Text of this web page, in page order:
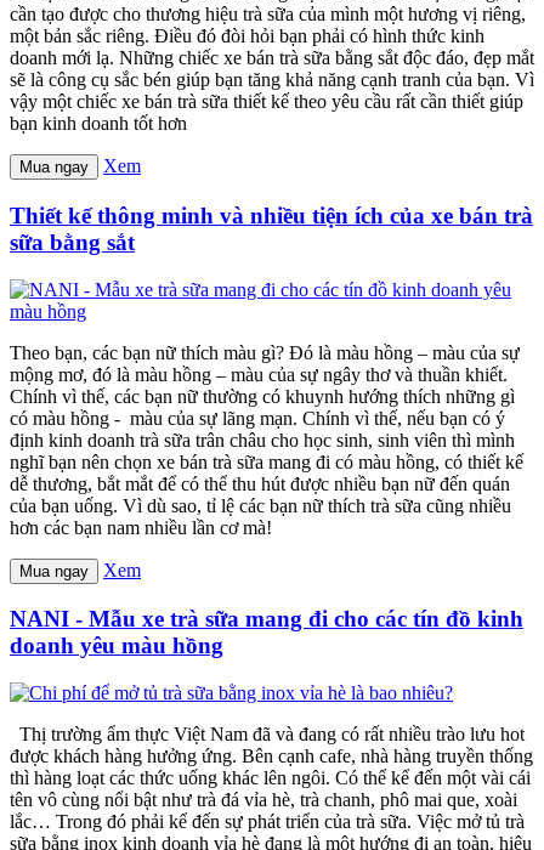
cần tạo được cho thương hiệu trà sữa của mình một hương vị riêng,
một bản sắc riêng. Điều đó đòi hỏi bạn phải có hình thức kinh
doanh mới lạ. Những chiếc xe bán trà sữa bằng sắt độc đáo, đẹp mắt
sẽ là công cụ sắc bén giúp bạn tăng khả năng cạnh tranh của bạn. Vì
vậy một chiếc xe bán trà sữa thiết kế theo yêu cầu rất cần thiết giúp
bạn kinh doanh tốt hơn
Mua ngay Xem
Thiết kế thông minh và nhiều tiện ích của xe bán trà
sữa bằng sắt
Theo bạn, các bạn nữ thích màu gì? Đó là màu hồng – màu của sự
mộng mơ, đó là màu hồng – màu của sự ngây thơ và thuần khiết.
Chính vì thế, các bạn nữ thường có khuynh hướng thích những gì
có màu hồng - màu của sự lãng mạn. Chính vì thế, nếu bạn có ý
định kinh doanh trà sữa trân châu cho học sinh, sinh viên thì mình
nghĩ bạn nên chọn xe bán trà sữa mang đi có màu hồng, có thiết kế
dễ thương, bắt mắt để có thể thu hút được nhiều bạn nữ đến quán
của bạn uống. Vì dù sao, tỉ lệ các bạn nữ thích trà sữa cũng nhiều
hơn các bạn nam nhiều lần cơ mà!
Mua ngay Xem
NANI - Mẫu xe trà sữa mang đi cho các tín đồ kinh
doanh yêu màu hồng
Thị trường ẩm thực Việt Nam đã và đang có rất nhiều trào lưu hot
được khách hàng hưởng ứng. Bên cạnh cafe, nhà hàng truyền thống
thì hàng loạt các thức uống khác lên ngôi. Có thể kể đến một vài cái
tên vô cùng nổi bật như trà đá vỉa hè, trà chanh, phô mai que, xoài
lắc… Trong đó phải kể đến sự phát triển của trà sữa. Việc mở tủ trà
sữa bằng inox kinh doanh vỉa hè đang là một hướng đi an toàn, hiệu